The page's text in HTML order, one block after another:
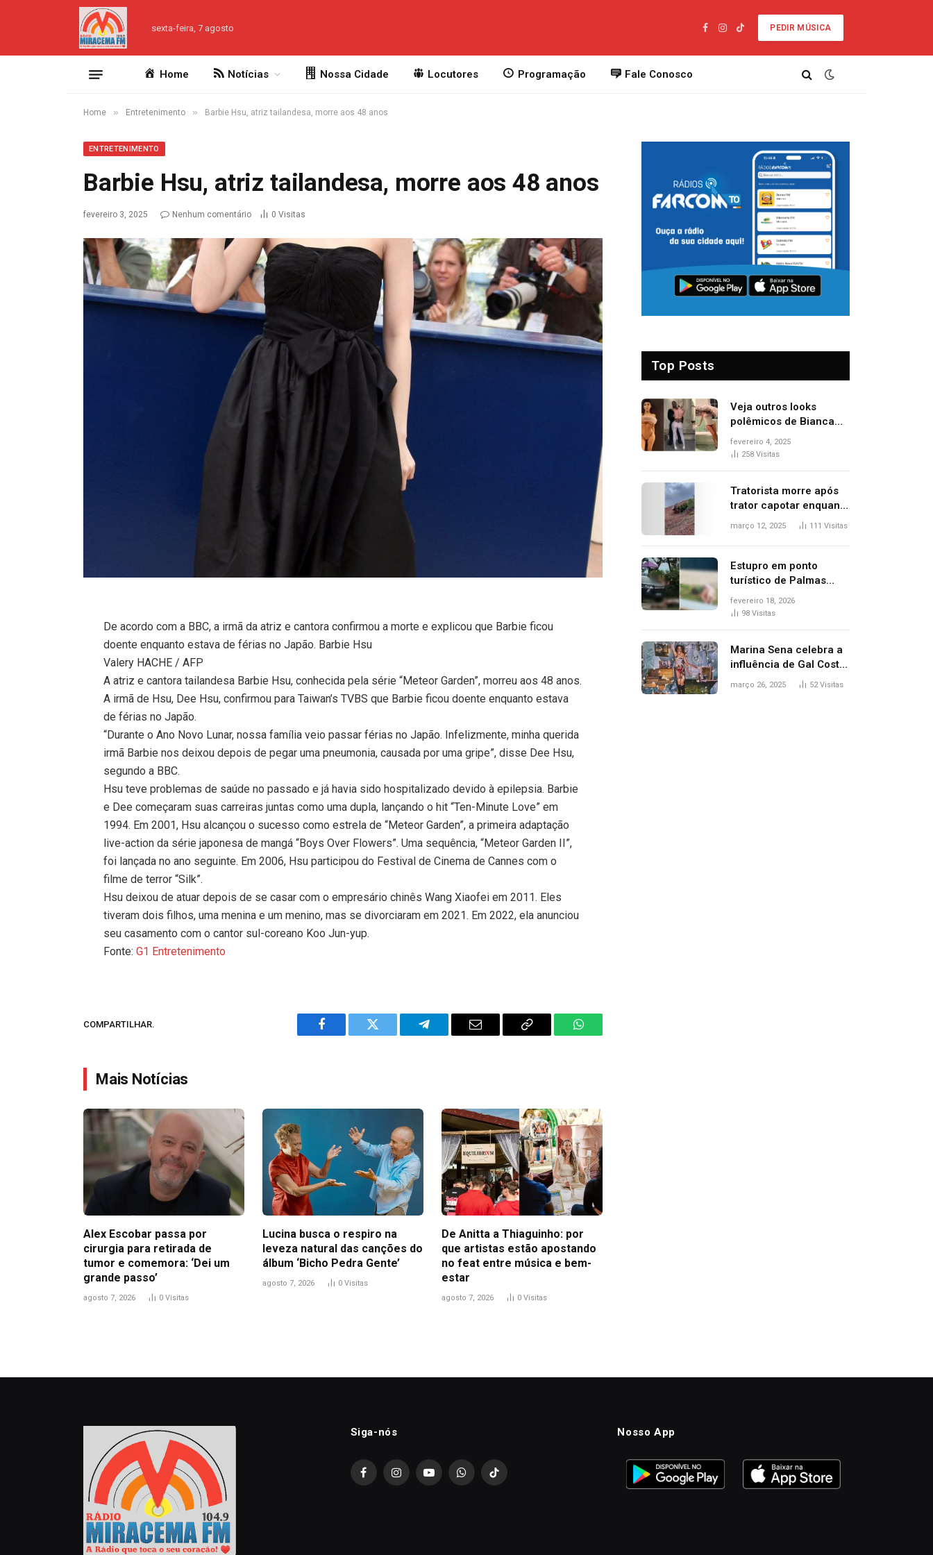
sexta-feira, 7 agosto
Facebook
Instagram
TikTok
PEDIR MÚSICA
Home Notícias Nossa Cidade Locutores Programação Fale Conosco
Home » Entretenimento » Barbie Hsu, atriz tailandesa, morre aos 48 anos
ENTRETENIMENTO
Barbie Hsu, atriz tailandesa, morre aos 48 anos
fevereiro 3, 2025 Nenhum comentário 0 Visitas
De acordo com a BBC, a irmã da atriz e cantora confirmou a morte e explicou que Barbie ficou
doente enquanto estava de férias no Japão. Barbie Hsu
Valery HACHE / AFP
A atriz e cantora tailandesa Barbie Hsu, conhecida pela série “Meteor Garden”, morreu aos 48 anos.
A irmã de Hsu, Dee Hsu, confirmou para Taiwan’s TVBS que Barbie ficou doente enquanto estava
de férias no Japão.
“Durante o Ano Novo Lunar, nossa família veio passar férias no Japão. Infelizmente, minha querida
irmã Barbie nos deixou depois de pegar uma pneumonia, causada por uma gripe”, disse Dee Hsu,
segundo a BBC.
Hsu teve problemas de saúde no passado e já havia sido hospitalizado devido à epilepsia. Barbie
e Dee começaram suas carreiras juntas como uma dupla, lançando o hit “Ten-Minute Love” em
1994. Em 2001, Hsu alcançou o sucesso como estrela de “Meteor Garden”, a primeira adaptação
live-action da série japonesa de mangá “Boys Over Flowers”. Uma sequência, “Meteor Garden II”,
foi lançada no ano seguinte. Em 2006, Hsu participou do Festival de Cinema de Cannes com o
filme de terror “Silk”.
Hsu deixou de atuar depois de se casar com o empresário chinês Wang Xiaofei em 2011. Eles
tiveram dois filhos, uma menina e um menino, mas se divorciaram em 2021. Em 2022, ela anunciou
seu casamento com o cantor sul-coreano Koo Jun-yup.
Fonte:G1 Entretenimento
COMPARTILHAR.
Facebook Twitter Telegram Email
Copy
WhatsApp
Mais Notícias
Alex Escobar passa por
cirurgia para retirada de
tumor e comemora: ‘Dei um
grande passo’
agosto 7, 2026 0 Visitas
Lucina busca o respiro na
leveza natural das canções do
álbum ‘Bicho Pedra Gente’
agosto 7, 2026 0 Visitas
De Anitta a Thiaguinho: por
que artistas estão apostando
no feat entre música e bem-
estar
agosto 7, 2026 0 Visitas
Top Posts
Veja outros looks
polêmicos de Bianca
Censori, esposa de
Kanye West que
fevereiro 4, 2025
258 Visitas
Tratorista morre após
trator capotar enquanto
removia vegetação em
março 12, 2025 111 Visitas
Estupro em ponto
turístico de Palmas
ocorreu em frente à
viatura e base de
fevereiro 18, 2026
98 Visitas
Marina Sena celebra a
influência de Gal Costa
na arte do álbum
março 26, 2025 52Visitas
Siga-nós
FacebookInstagramYouTubeWhatsAppTikTok
Nosso App